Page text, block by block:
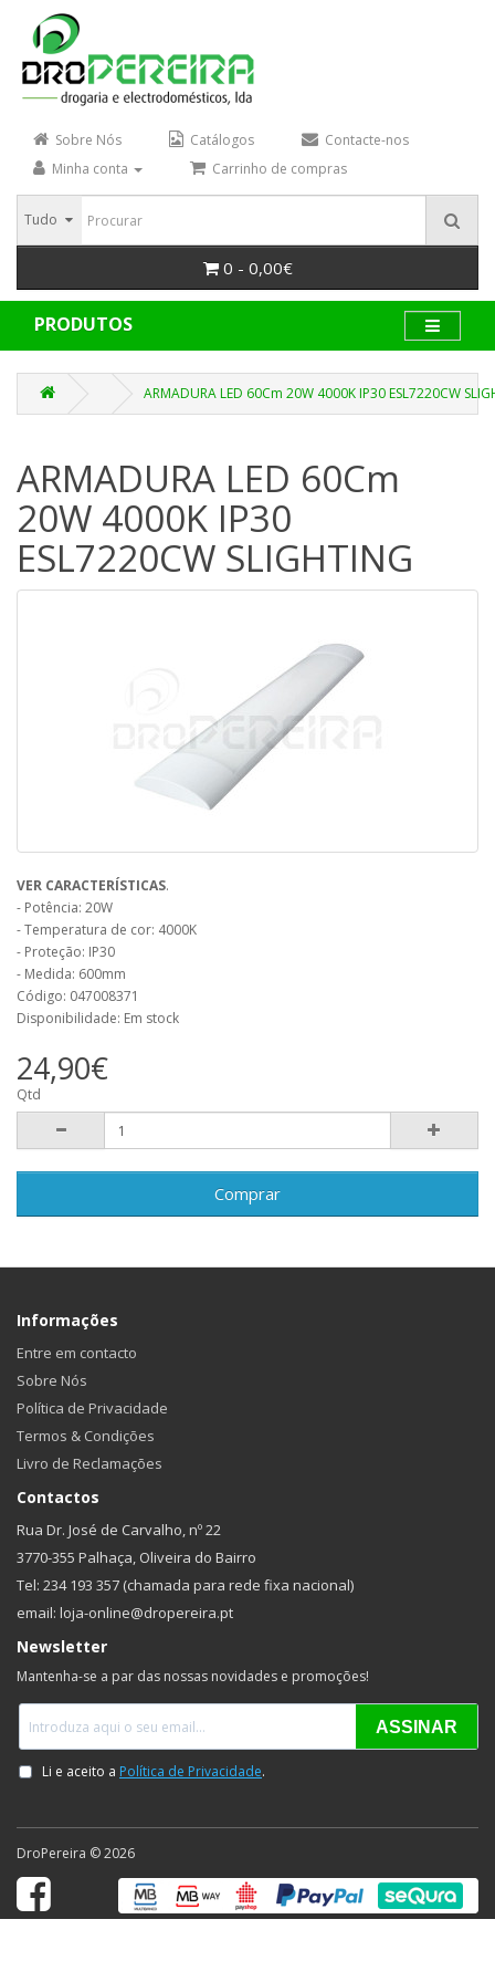
Sobre Nós Catálogos
Contacte-nos
Minha conta
Carrinho de compras
Tudo
0 - 0,00€
PRODUTOS
ARMADURA LED 60Cm 20W 4000K IP30 ESL7220CW
ARMADURA LED 60Cm
20W 4000K IP30
ESL7220CW SLIGHTING
VER CARACTERÍSTICAS.
- Potência: 20W
- Temperatura de cor: 4000K
- Proteção: IP30
- Medida: 600mm
Código: 047008371
Disponibilidade: Em stock
24,90€
Qtd
Comprar
Informações
Entre em contacto
Sobre Nós
Política de Privacidade
Termos & Condições
Livro de Reclamações
Contactos
Rua Dr. José de Carvalho, nº 22
3770-355 Palhaça, Oliveira do Bairro
Tel: 234 193 357 (chamada para rede fixa nacional)
email: loja-online@dropereira.pt
Newsletter
Mantenha-se a par das nossas novidades e promoções!
DroPereira © 2026